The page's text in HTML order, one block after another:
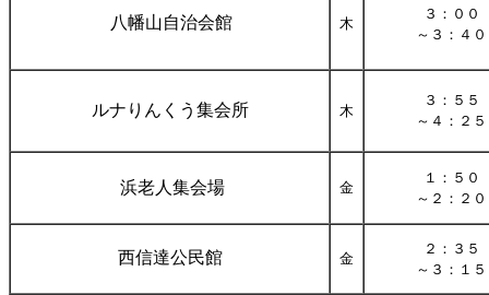
八幡山自治会館 木
３：００
～３：４０
ルナりんくう集会所 木
３：５５
～４：２５
浜老人集会場 金
１：５０
～２：２０
西信達公民館 金
２：３５
～３：１５